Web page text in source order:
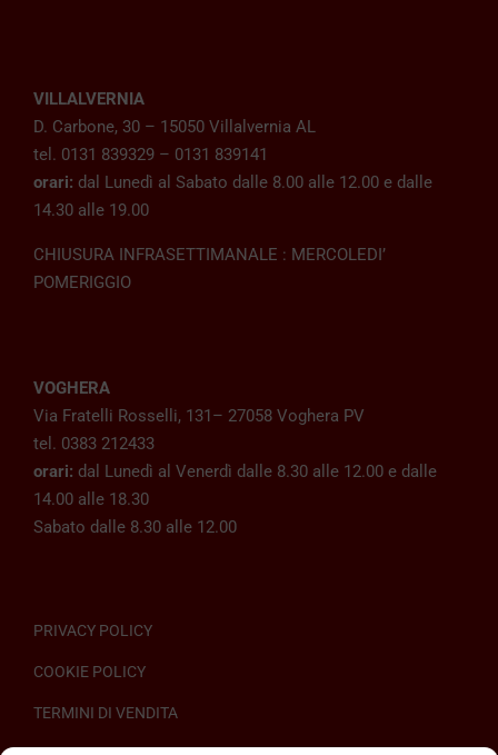
VILLALVERNIA
D. Carbone, 30 – 15050 Villalvernia AL
tel. 0131 839329 – 0131 839141
orari: dal Lunedì al Sabato dalle 8.00 alle 12.00 e dalle
14.30 alle 19.00
CHIUSURA INFRASETTIMANALE : MERCOLEDI’
POMERIGGIO
VOGHERA
Via Fratelli Rosselli, 131– 27058 Voghera PV
tel. 0383 212433
orari: dal Lunedì al Venerdì dalle 8.30 alle 12.00 e dalle
14.00 alle 18.30
Sabato dalle 8.30 alle 12.00
PRIVACY POLICY
COOKIE POLICY
TERMINI DI VENDITA